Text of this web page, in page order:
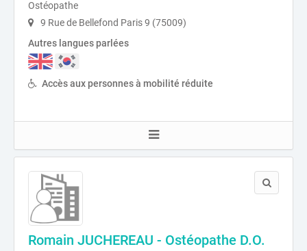
Ostéopathe
9 Rue de Bellefond Paris 9 (75009)
Autres langues parlées
Accès aux personnes à mobilité réduite
Romain JUCHEREAU - Ostéopathe D.O.